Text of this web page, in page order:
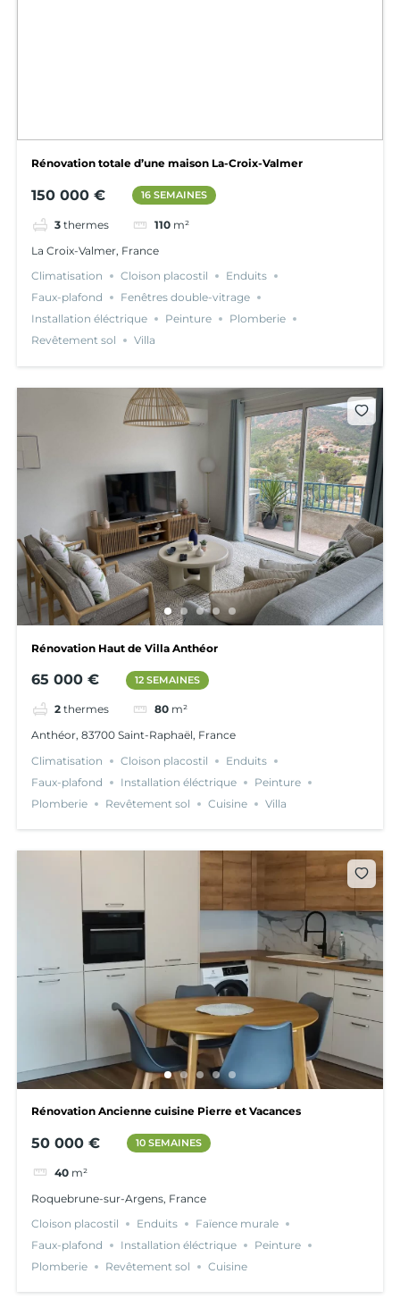
Rénovation totale d’une maison La-Croix-Valmer
150 000 € 16 SEMAINES
3 thermes 110 m²
La Croix-Valmer, France
Climatisation
Cloison placostil
Enduits
Faux-plafond
Fenêtres double-vitrage
Installation éléctrique
Peinture
Plomberie
Revêtement sol
Villa
Rénovation Haut de Villa Anthéor
65 000 € 12 SEMAINES
2 thermes 80 m²
Anthéor, 83700 Saint-Raphaël, France
Climatisation
Cloison placostil
Enduits
Faux-plafond
Installation éléctrique
Peinture
Plomberie
Revêtement sol Cuisine Villa
Rénovation Ancienne cuisine Pierre et Vacances
50 000 € 10 SEMAINES
40 m²
Roquebrune-sur-Argens, France
Cloison placostil
Enduits
Faïence murale
Faux-plafond
Installation éléctrique
Peinture
Plomberie
Revêtement sol Cuisine